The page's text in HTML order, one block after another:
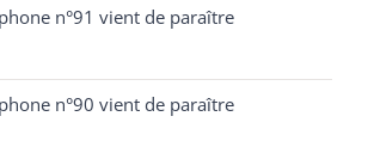
n°91 vient de paraître
n°90 vient de paraître